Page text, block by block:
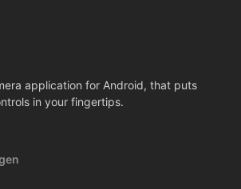
application for Android, that puts
in your fingertips.